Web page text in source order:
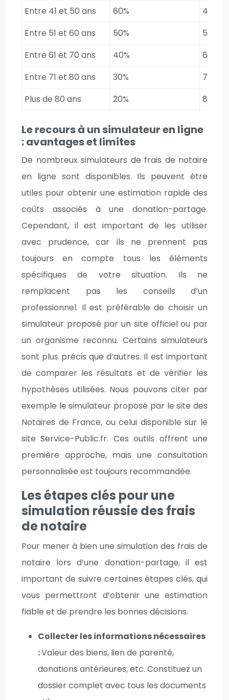
Entre 41 et 50 ans
60%
40%
Entre 51 et 60 ans
50%
50%
Entre 61 et 70 ans
40%
60%
Entre 71 et 80 ans
30%
70%
Plus de 80 ans
20% 80%
Le recours à un simulateur en ligne
: avantages et limites
De nombreux simulateurs de frais de notaire
en ligne sont disponibles. Ils peuvent être
utiles pour obtenir une estimation rapide des
coûts associés à une donation-partage.
Cependant, il est important de les utiliser
avec prudence, car ils ne prennent pas
toujours en compte tous les éléments
spécifiques de votre situation. Ils ne
remplacent pas les conseils d’un
professionnel. Il est préférable de choisir un
simulateur proposé par un site officiel ou par
un organisme reconnu. Certains simulateurs
sont plus précis que d’autres. Il est important
de comparer les résultats et de vérifier les
hypothèses utilisées. Nous pouvons citer par
exemple le simulateur proposé par le site des
Notaires de France, ou celui disponible sur le
site Service-Public.fr. Ces outils offrent une
première approche, mais une consultation
personnalisée est toujours recommandée.
Les étapes clés pour une
simulation réussie des frais
de notaire
Pour mener à bien une simulation des frais de
notaire lors d’une donation-partage, il est
important de suivre certaines étapes clés, qui
vous permettront d’obtenir une estimation
fiable et de prendre les bonnes décisions.
Collecter les informations nécessaires
:Valeur des biens, lien de parenté,
donations antérieures, etc. Constituez un
dossier complet avec tous les documents